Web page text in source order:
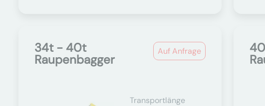
Auf Anfrage
34t - 40t
Raupenbagger
Transportlänge